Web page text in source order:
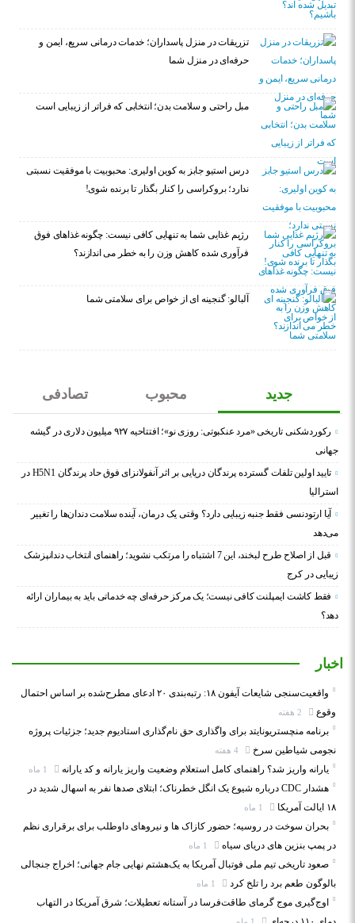
تزریقات در منزل پاسداران؛ خدمات درمانی سریع، ایمن و
حرفه‌ای در منزل شما
مبل راحتی و سلامت بدن؛ انتخابی که فراتر از زیبایی است
درس استیو جابز به کوین اولیری: محبوبیت با موفقیت نسبتی
ندارد؛ بروکراسی را کنار بگذار تا برنده شوی!
رژیم غذایی شما به تنهایی کافی نیست: چگونه غذاهای فوق
فرآوری شده کاهش وزن را به خطر می اندازند؟
آلبالو: گنجینه ای از خواص برای سلامتی شما
جدید محبوب تصادفی
رکوردشکنی تاریخی «مرد عنکبوتی: روزی نو»؛ افتتاحیه ۹۲۷ میلیون دلاری در گیشه
جهانی
تایید اولین تلفات گسترده پرندگان دریایی بر اثر آنفولانزای فوق حاد پرندگان H5N1 در
استرالیا
آیا ارتودنسی فقط جنبه زیبایی دارد؟ وقتی یک درمان، آینده سلامت دندان‌ها را تغییر
می‌دهد
قبل از اصلاح طرح لبخند، این 7 اشتباه را مرتکب نشوید؛ راهنمای انتخاب دندانپزشک
زیبایی در کرج
فقط کاشت ایمپلنت کافی نیست؛ یک مرکز حرفه‌ای چه خدماتی باید به بیماران ارائه
دهد؟
اخبار
واقعیت‌سنجی شایعات آیفون ۱۸: رتبه‌بندی ۲۰ ادعای مطرح‌شده بر اساس احتمال
وقوع
برنامه منچستریونایتد برای واگذاری حق نام‌گذاری استادیوم جدید؛ جزئیات پروژه
نجومی شیاطین سرخ
یارانه واریز شد؟ راهنمای کامل استعلام وضعیت واریز یارانه و کد یارانه
هشدار CDC درباره شیوع یک انگل خطرناک؛ ابتلای صدها نفر به اسهال شدید در
۱۸ ایالت آمریکا
بحران سوخت در روسیه؛ حضور کازاک‌ ها و نیروهای داوطلب برای برقراری نظم
در پمپ بنزین‌ های دریای سیاه
صعود تاریخی تیم ملی فوتبال آمریکا به یک‌هشتم نهایی جام جهانی؛ اخراج جنجالی
بالوگون طعم برد را تلخ کرد
اوج‌گیری موج گرمای طاقت‌فرسا در آستانه تعطیلات؛ شرق آمریکا در التهاب